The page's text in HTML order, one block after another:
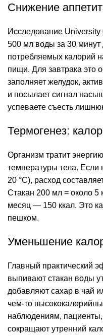
Снижение
Исследование University
500 мл воды за 30
потребляемых калорий
пищи. Для завтрака это
заполняет желудок,
и посылает сигнал
успеваете съесть
Термогенез:
Организм тратит
температуры тела. Если
20 °C), расход
Стакан 200 мл = около 5
месяц — 150 ккал. Это
пешком.
Уменьшение
Главный практический
выпивают стакан воды
добавляют сахар в чай
чем-то
наблюдениям,
сокращают утренний